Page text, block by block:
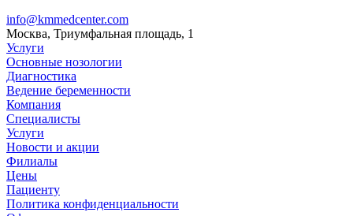
info@kmmedcenter.com
Москва, Триумфальная площадь, 1
Услуги
Основные нозологии
Диагностика
Ведение беременности
Компания
Специалисты
Услуги
Новости и акции
Филиалы
Цены
Пациенту
Политика конфиденциальности